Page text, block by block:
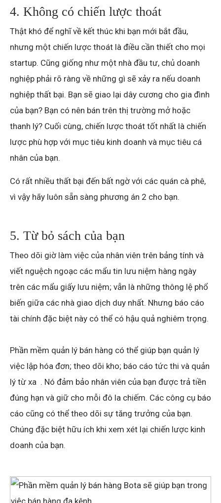
4. Không có chiến lược thoát
Thật khó để nghĩ về kết thúc khi bạn mới bắt đầu,
nhưng một chiến lược thoát là điều cần thiết cho mọi
startup. Cũng giống như một nhà đầu tư, chủ doanh
nghiệp phải rõ ràng về những gì sẽ xảy ra nếu doanh
nghiệp thất bại. Bạn sẽ giao lại dây cương cho gia đình
của bạn? Bạn có nên bán trên thị trường mở hoặc
thanh lý? Cuối cùng, chiến lược thoát tốt nhất là chiến
lược phù hợp với mục tiêu kinh doanh và mục tiêu cá
nhân của bạn.
Có rất nhiều thất bại đến bất ngờ với các quán cà phê,
vì vậy hãy luôn sẵn sàng phương án 2 cho bạn.
5. Từ bỏ sách của bạn
Theo dõi giờ làm việc của nhân viên trên bảng tính và
viết nguệch ngoạc các mẩu tin lưu niệm hàng ngày
trên các mẩu giấy lưu niệm; vẫn là những thông lệ phổ
biến giữa các nhà giao dịch duy nhất. Nhưng báo cáo
tài chính đặc biệt này có thể có hậu quả nghiêm trọng.
Phần mềm quản lý bán hàng có thể giúp bạn quản lý
việc lập hóa đơn; theo dõi kho; báo cáo tức thi và quản
lý từ xa . Nó đảm bảo nhân viên của bạn được trả tiền
đúng hạn và giữ cho mỗi đô la chiếm. Các công cụ báo
cáo cũng có thể theo dõi sự tăng trưởng của bạn.
Chúng đặc biệt hữu ích khi xem xét lại chiến lược kinh
doanh của bạn.